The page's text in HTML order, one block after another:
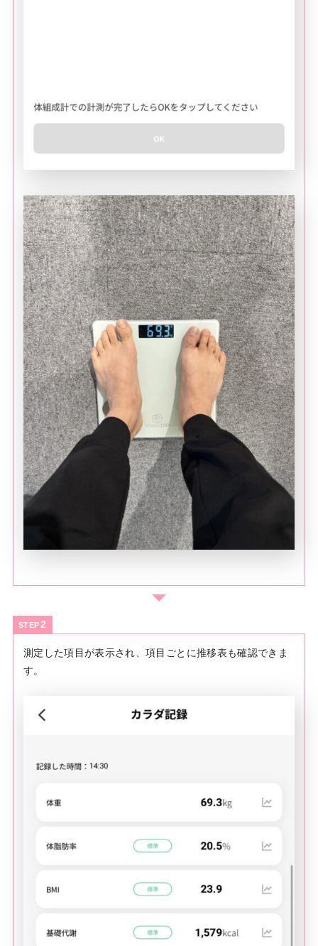
STEP
測定した項目が表示され、項目ごとに推移表も確認できま
す。